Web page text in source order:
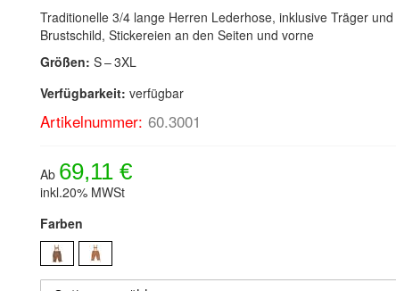
Traditionelle 3/4 lange Herren Lederhose, inklusive Träger und
Brustschild, Stickereien an den Seiten und vorne
Größen: S – 3XL
Verfügbarkeit: verfügbar
Artikelnummer: 60.3001
Ab 69,11 €
inkl.20% MWSt
Farben